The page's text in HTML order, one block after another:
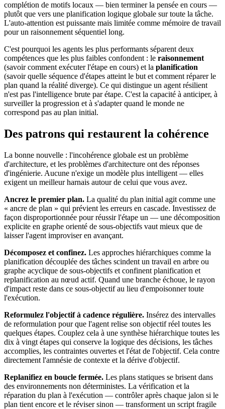
complétion de motifs locaux — bien terminer la pensée en cours —
plutôt que vers une planification logique globale sur toute la tâche.
L'auto-attention est puissante mais limitée comme mémoire de travail
pour un raisonnement séquentiel long.
C'est pourquoi les agents les plus performants séparent deux
compétences que les plus faibles confondent : le raisonnement
(savoir comment exécuter l'étape en cours) et la planification
(savoir quelle séquence d'étapes atteint le but et comment réparer le
plan quand la réalité diverge). Ce qui distingue un agent résilient
n'est pas l'intelligence brute par étape. C'est la capacité à anticiper, à
surveiller la progression et à s'adapter quand le monde ne
correspond pas au plan initial.
Des patrons qui restaurent la cohérence
La bonne nouvelle : l'incohérence globale est un problème
d'architecture, et les problèmes d'architecture ont des réponses
d'ingénierie. Aucune n'exige un modèle plus intelligent — elles
exigent un meilleur harnais autour de celui que vous avez.
Ancrez le premier plan. La qualité du plan initial agit comme une
« ancre de plan » qui prévient les erreurs en cascade. Investissez de
façon disproportionnée pour réussir l'étape un — une décomposition
explicite en graphe orienté de sous-objectifs vaut mieux que de
laisser l'agent improviser en avançant.
Décomposez et confinez. Les approches hiérarchiques comme la
planification découplée des tâches scindent un travail en arbre ou
graphe acyclique de sous-objectifs et confinent planification et
replanification au nœud actif. Quand une branche échoue, le rayon
d'impact reste dans ce sous-objectif au lieu d'empoisonner toute
l'exécution.
Reformulez l'objectif à cadence régulière. Insérez des intervalles
de reformulation pour que l'agent relise son objectif réel toutes les
quelques étapes. Couplez cela à une synthèse hiérarchique toutes les
dix à vingt étapes qui conserve la logique des décisions, les tâches
accomplies, les contraintes ouvertes et l'état de l'objectif. Cela contre
directement l'amnésie de contexte et la dérive d'objectif.
Replanifiez en boucle fermée. Les plans statiques se brisent dans
des environnements non déterministes. La vérification et la
réparation du plan à l'exécution — contrôler après chaque jalon si le
plan tient encore et le réviser sinon — transforment un script fragile